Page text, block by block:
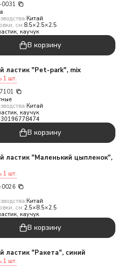
0031
Китай
см:8.5×2.5×2.5
каучук
В корзину
ластик "Pet-park", mix
1 шт.
Китай
каучук
В корзину
ластик "Маленький цыпленок",
1 шт.
0026
Китай
см:2.5×8.5×2.5
каучук
В корзину
ластик "Ракета", синий
1 шт.